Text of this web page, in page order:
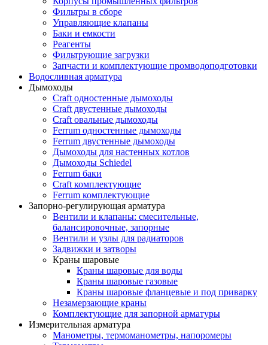
Фильтры в сборе
Управляющие клапаны
Баки и емкости
Реагенты
Фильтрующие загрузки
Запчасти и комплектующие промводоподготовки
Водосливная арматура
Дымоходы
Craft одностенные дымоходы
Craft двустенные дымоходы
Craft овальные дымоходы
Ferrum одностенные дымоходы
Ferrum двустенные дымоходы
Дымоходы для настенных котлов
Дымоходы Schiedel
Ferrum баки
Craft комплектующие
Ferrum комплектующие
Запорно-регулирующая арматура
Вентили и клапаны: смесительные,
балансировочные, запорные
Вентили и узлы для радиаторов
Задвижки и затворы
Краны шаровые
Краны шаровые для воды
Краны шаровые газовые
Краны шаровые фланцевые и под приварку
Незамерзающие краны
Комплектующие для запорной арматуры
Измерительная арматура
Манометры, термоманометры, напоромеры